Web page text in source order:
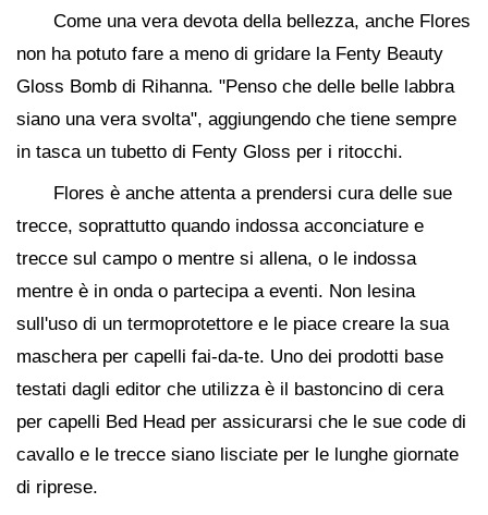
Come una vera devota della bellezza, anche Flores
non ha potuto fare a meno di gridare la Fenty Beauty
Gloss Bomb di Rihanna. "Penso che delle belle labbra
siano una vera svolta", aggiungendo che tiene sempre
in tasca un tubetto di Fenty Gloss per i ritocchi.
Flores è anche attenta a prendersi cura delle sue
trecce, soprattutto quando indossa acconciature e
trecce sul campo o mentre si allena, o le indossa
mentre è in onda o partecipa a eventi. Non lesina
sull'uso di un termoprotettore e le piace creare la sua
maschera per capelli fai-da-te. Uno dei prodotti base
testati dagli editor che utilizza è il bastoncino di cera
per capelli Bed Head per assicurarsi che le sue code di
cavallo e le trecce siano lisciate per le lunghe giornate
di riprese.